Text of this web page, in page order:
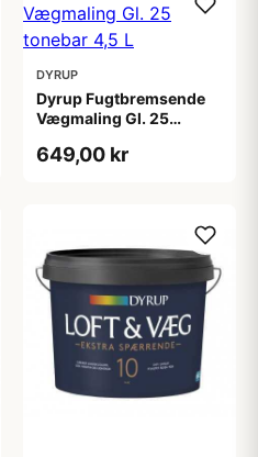
DYRUP
Dyrup Fugtbremsende
Vægmaling Gl. 25
649,00 kr